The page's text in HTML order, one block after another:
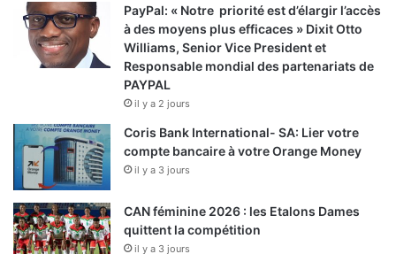
PayPal: « Notre priorité est d’élargir l’accès
à des moyens plus efficaces » Dixit Otto
Williams, Senior Vice President et
Responsable mondial des partenariats de
PAYPAL
il y a 2 jours
Coris Bank International- SA: Lier votre
compte bancaire à votre Orange Money
il y a 3 jours
CAN féminine 2026 : les Etalons Dames
quittent la compétition
il y a 3 jours